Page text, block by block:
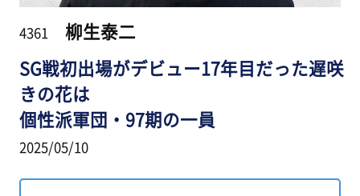
4361 柳生泰二
SG戦初出場がデビュー17年目だった遅咲
きの花は
個性派軍団・97期の一員
2025/05/10